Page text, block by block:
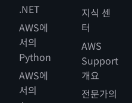
.NET
AWS에
서의
Python
AWS에
서의
지식 센
터
AWS
Support
개요
전문가의